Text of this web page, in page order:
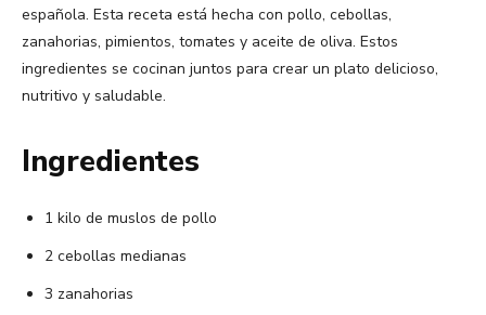
española. Esta receta está hecha con pollo, cebollas,
zanahorias, pimientos, tomates y aceite de oliva. Estos
ingredientes se cocinan juntos para crear un plato delicioso,
nutritivo y saludable.
Ingredientes
1 kilo de muslos de pollo
2 cebollas medianas
3 zanahorias